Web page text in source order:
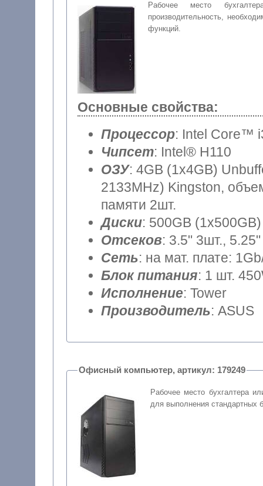
Рабочее место
производительность,
функций.
Основные свойства:
Процессор: Intel Core™
Чипсет: Intel® H110
ОЗУ: 4GB (1x4GB)
2133MHz) Kingston,
памяти 2шт.
Диски: 500GB
Отсеков: 3.5" 3шт.,
Сеть: на мат. плате:
Блок питания: 1 шт.
Исполнение: Tower
Производитель: ASUS
Офисный компьютер, артикул: 179249
Рабочее место бухгалтера
для выполнения стандартных